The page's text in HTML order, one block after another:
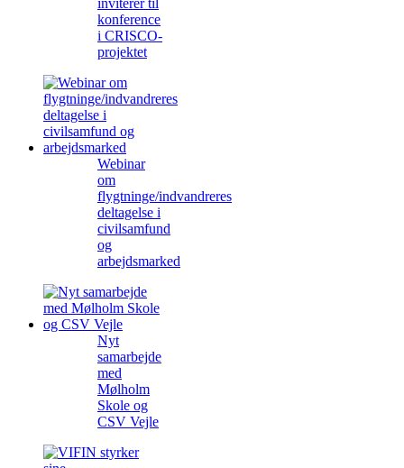
inviterer til
konference
i CRISCO-
projektet
Webinar
om
flygtninge/indvandreres
deltagelse i
civilsamfund
og
arbejdsmarked
Nyt
samarbejde
med
Mølholm
Skole og
CSV Vejle